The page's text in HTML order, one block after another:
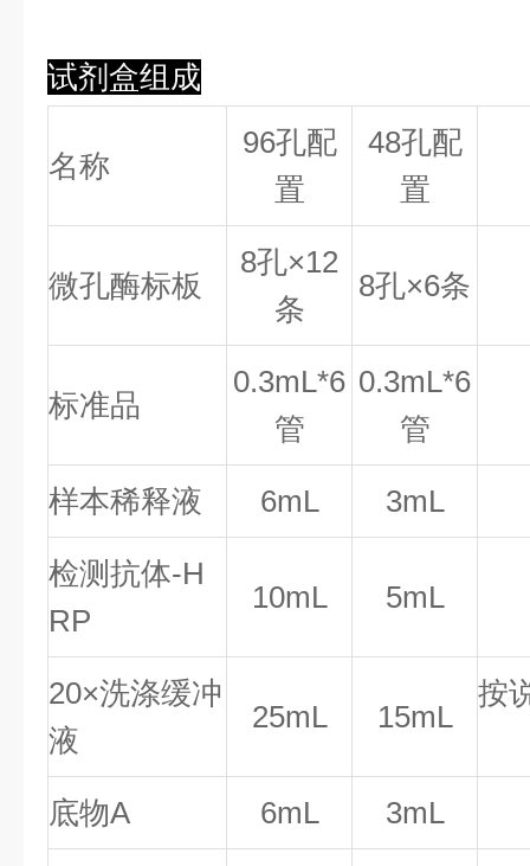
试剂盒组成
名称
96孔配
置
48孔配
置
微孔酶标板
8孔×12
条
8孔×6条
标准品
0.3mL*6
管
0.3mL*6
管
样本稀释液 6mL 3mL
检测抗体-H
RP
10mL 5mL
20×洗涤缓冲
液
25mL 15mL
按
底物A 6mL 3mL